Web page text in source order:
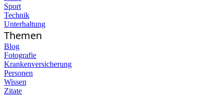
Sport
Technik
Unterhaltung
Themen
Blog
Fotografie
Krankenversicherung
Personen
Wissen
Zitate